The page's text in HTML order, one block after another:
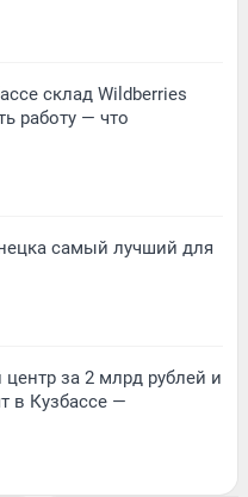
склад Wildberries
работу — что
самый лучший для
за 2 млрд рублей и
в Кузбассе —